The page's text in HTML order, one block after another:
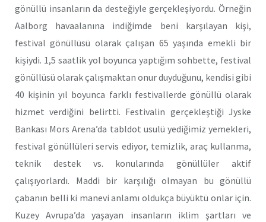
gönüllü insanların da desteğiyle gerçekleşiyordu. Örneğin
Aalborg havaalanına indiğimde beni karşılayan kişi,
festival gönüllüsü olarak çalışan 65 yaşında emekli bir
kişiydi. 1,5 saatlik yol boyunca yaptığım sohbette, festival
gönüllüsü olarak çalışmaktan onur duyduğunu, kendisi gibi
40 kişinin yıl boyunca farklı festivallerde gönüllü olarak
hizmet verdiğini belirtti. Festivalin gerçekleştiği Jyske
Bankası Mors Arena’da tabldot usulü yediğimiz yemekleri,
festival gönüllüleri servis ediyor, temizlik, araç kullanma,
teknik destek vs. konularında gönüllüler aktif
çalışıyorlardı. Maddi bir karşılığı olmayan bu gönüllü
çabanın belli ki manevi anlamı oldukça büyüktü onlar için.
Kuzey Avrupa’da yaşayan insanların iklim şartları ve